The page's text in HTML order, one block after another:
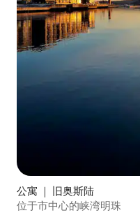
公寓 ｜ 旧奥斯陆
位于市中心的峡湾明珠